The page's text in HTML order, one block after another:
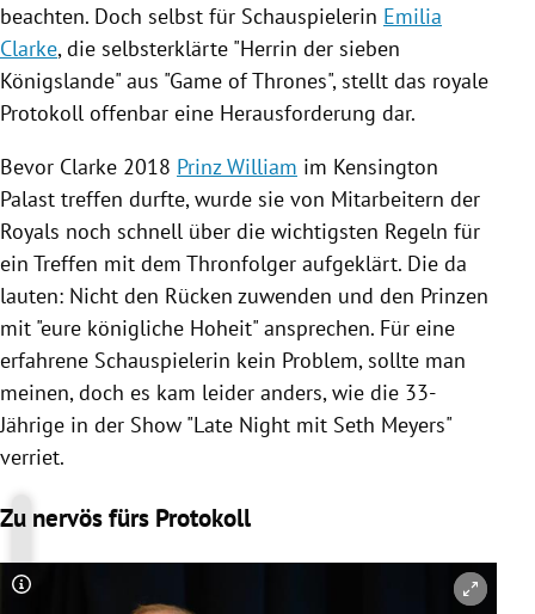
Untermenü
beachten. Doch selbst für Schauspielerin Emilia
Clarke, die selbsterklärte "Herrin der sieben
Königslande" aus "Game of Thrones", stellt das royale
Protokoll offenbar eine Herausforderung dar.
Bevor Clarke 2018 Prinz William im Kensington
Palast treffen durfte, wurde sie von Mitarbeitern der
Royals noch schnell über die wichtigsten Regeln für
ein Treffen mit dem Thronfolger aufgeklärt. Die da
lauten: Nicht den Rücken zuwenden und den Prinzen
mit "eure königliche Hoheit" ansprechen. Für eine
erfahrene Schauspielerin kein Problem, sollte man
meinen, doch es kam leider anders, wie die 33-
Jährige in der Show "Late Night mit Seth Meyers"
verriet.
Zu nervös fürs Protokoll
Copyright-Hinweis öffnen/schließen